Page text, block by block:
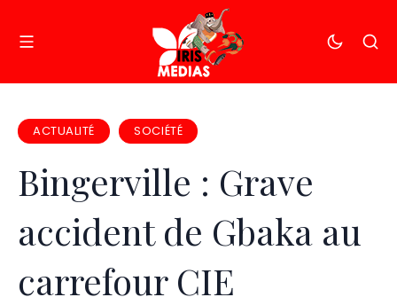
ACTUALITÉ SOCIÉTÉ
Bingerville : Grave
accident de Gbaka au
carrefour CIE